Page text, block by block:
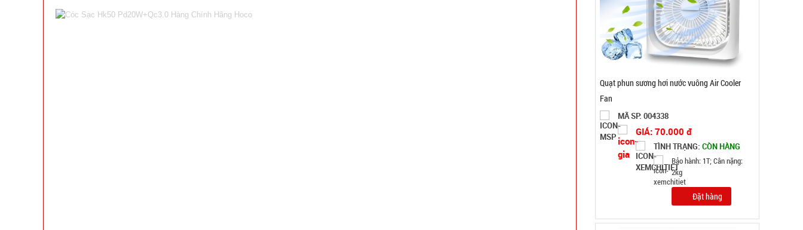
Quạt phun sương hơi nước vuông Air Cooler
Fan
MÃ SP: 004338
GIÁ: 70.000 đ
TÌNH TRẠNG: CÒN HÀNG
Bảo hành: 1T; Cân nặng:
2kg
Đặt hàng